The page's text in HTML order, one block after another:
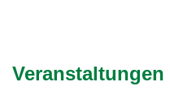
Veranstaltungen